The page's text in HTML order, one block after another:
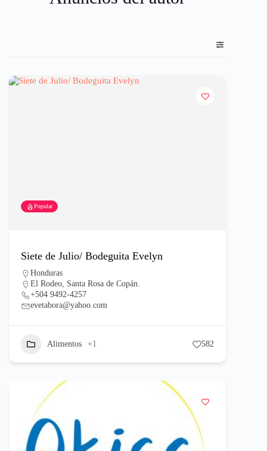
Popular
Siete de Julio/ Bodeguita Evelyn
Honduras
El Rodeo, Santa Rosa de Copán.
+504 9492-4257
evetabora@yahoo.com
Alimentos +1 582